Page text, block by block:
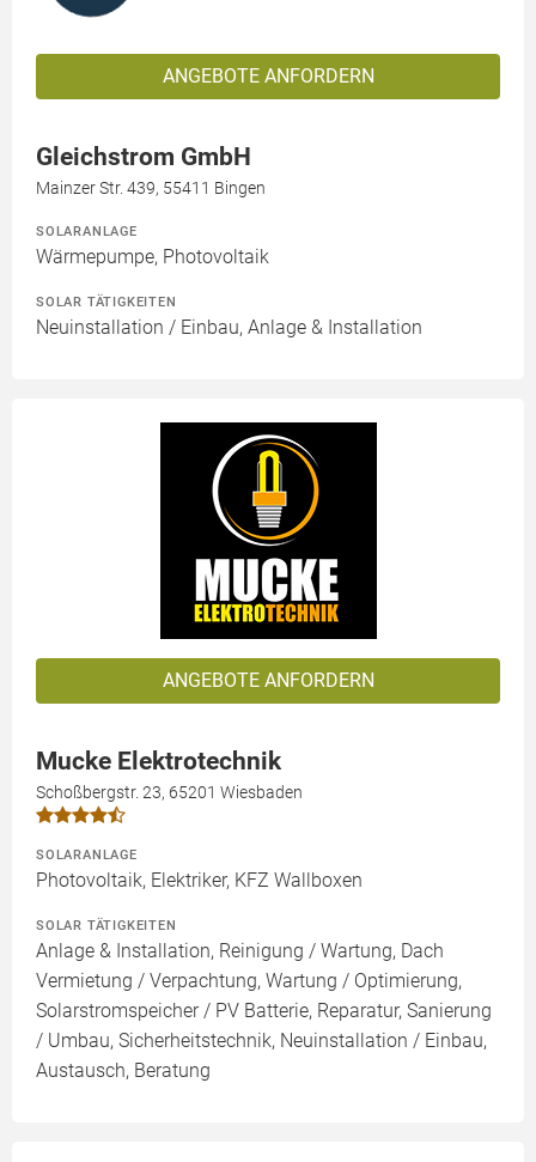
ANGEBOTE ANFORDERN
Gleichstrom GmbH
Mainzer Str. 439, 55411 Bingen
SOLARANLAGE
Wärmepumpe, Photovoltaik
SOLAR TÄTIGKEITEN
Neuinstallation / Einbau, Anlage & Installation
ANGEBOTE ANFORDERN
Mucke Elektrotechnik
Schoßbergstr. 23, 65201 Wiesbaden
SOLARANLAGE
Photovoltaik, Elektriker, KFZ Wallboxen
SOLAR TÄTIGKEITEN
Anlage & Installation, Reinigung / Wartung, Dach
Vermietung / Verpachtung, Wartung / Optimierung,
Solarstromspeicher / PV Batterie, Reparatur, Sanierung
/ Umbau, Sicherheitstechnik, Neuinstallation / Einbau,
Austausch, Beratung